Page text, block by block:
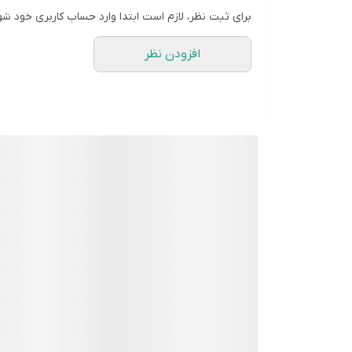
برای ثبت نظر، لازم است ابتدا وارد حساب کاربری خود
افزودن نظر